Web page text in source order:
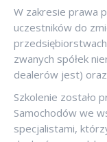
W zakresie prawa
uczestników do
zwanych spółek
dealerów jest)
Szkolenie zostało
Samochodów we
specjalistami,